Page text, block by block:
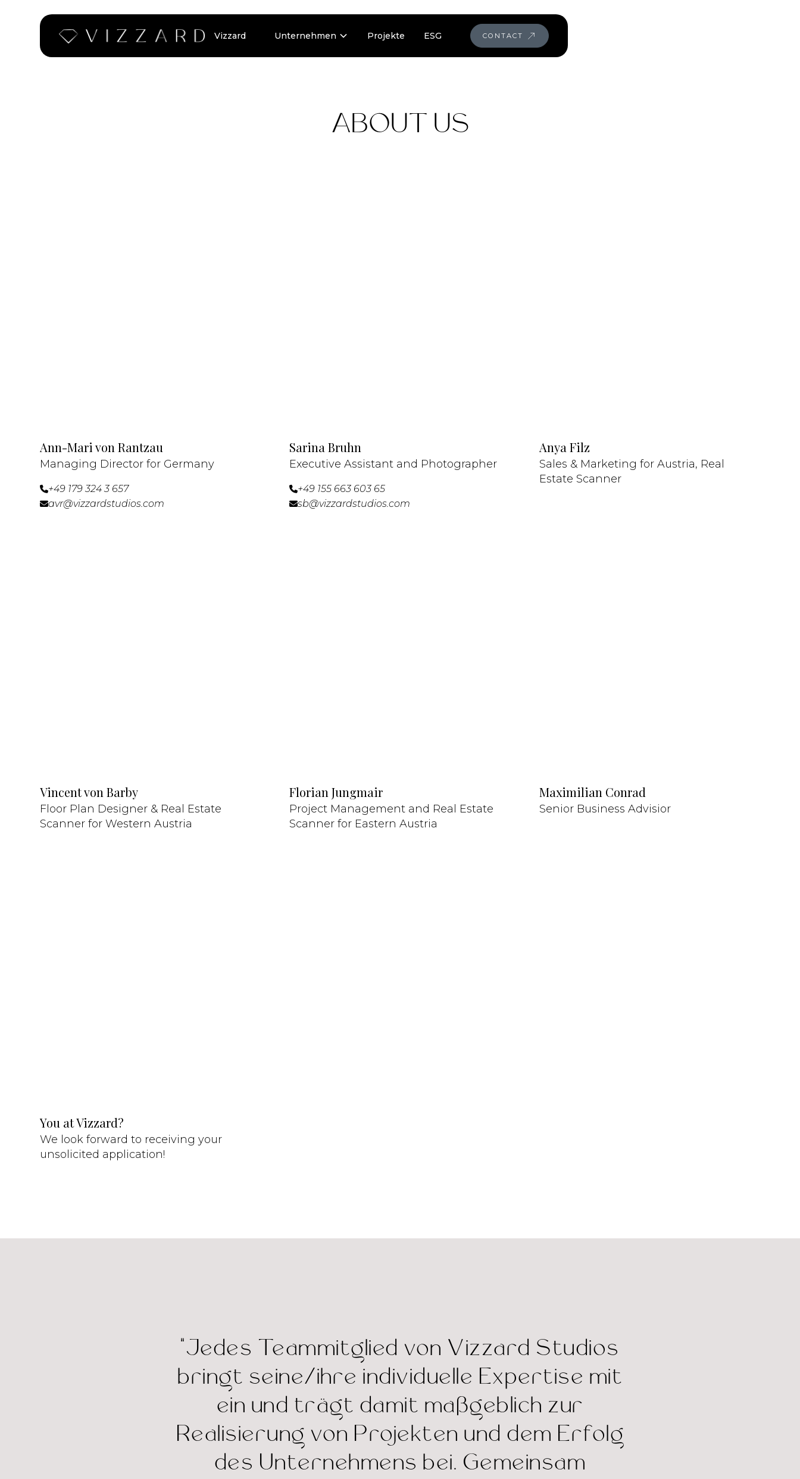
Vizzard Unternehmen Projekte ESG CONTACT
ABOUT US
Ann-Mari von Rantzau
Managing Director for Germany
+49 179 324 3 657
avr@vizzardstudios.com
Sarina Bruhn
Executive Assistant and Photographer
+49 155 663 603 65
sb@vizzardstudios.com
Anya Filz
Sales & Marketing for Austria, Real
Estate Scanner
Vincent von Barby
Floor Plan Designer & Real Estate
Scanner for Western Austria
Florian Jungmair
Project Management and Real Estate
Scanner for Eastern Austria
Maximilian Conrad
Senior Business Advisior
You at Vizzard?
We look forward to receiving your
unsolicited application!
“Jedes Teammitglied von Vizzard Studios
bringt seine/ihre individuelle Expertise mit
ein und trägt damit maßgeblich zur
Realisierung von Projekten und dem Erfolg
des Unternehmens bei. Gemeinsam